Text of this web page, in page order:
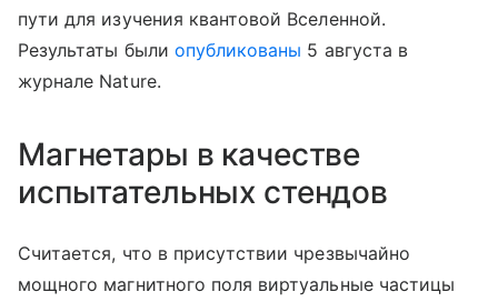
пути для изучения квантовой Вселенной.
Результаты были опубликованы 5 августа в
журнале Nature.
Магнетары в качестве
испытательных стендов
Считается, что в присутствии чрезвычайно
мощного магнитного поля виртуальные частицы